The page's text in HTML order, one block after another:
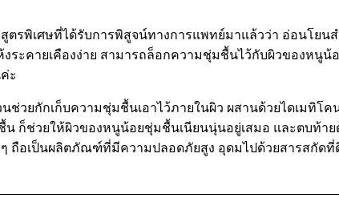
ตรพิเศษที่ได้รับการพิสูจน์ทางการแพทย์มาแล้วว่า อ่อนโยน
ระคายเคืองง่าย สามารถล็อกความชุ่มชื้นไว้กับผิวของหนูน้
ะ
ยกักเก็บความชุ่มชื้นเอาไว้ภายในผิว ผสานด้วยไดเมทิโค
ก็ช่วยให้ผิวของหนูน้อยชุ่มชื้นเนียนนุ่นอยู่เสมอ และตบท้าย
ถือเป็นผลิตภัณฑ์ที่มีความปลอดภัยสูง อุดมไปด้วยสารสกัดที่